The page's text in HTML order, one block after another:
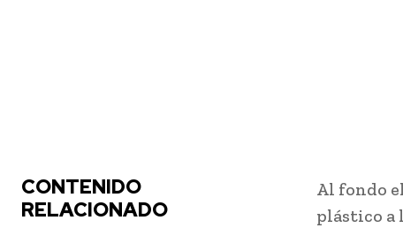
CONTENIDO
RELACIONADO
Al fondo
plástico a